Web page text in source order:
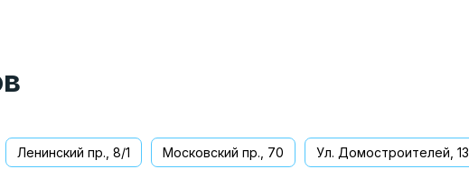
Ленинский пр., 8/1 Московский пр., 70 Ул. Домостроителей, 13